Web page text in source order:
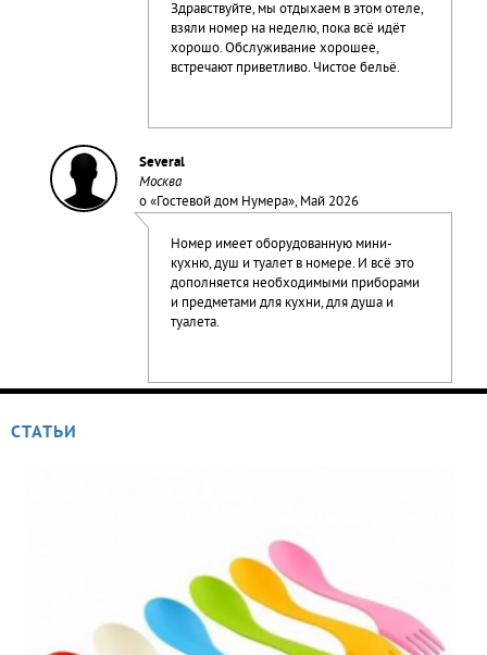
Здравствуйте, мы отдыхаем в этом отеле,
взяли номер на неделю, пока всё идёт
хорошо. Обслуживание хорошее,
встречают приветливо. Чистое бельё.
Several
Москва
о «Гостевой дом Нумера», Май 2026
Номер имеет оборудованную мини-
кухню, душ и туалет в номере. И всё это
дополняется необходимыми приборами
и предметами для кухни, для душа и
туалета.
СТАТЬИ